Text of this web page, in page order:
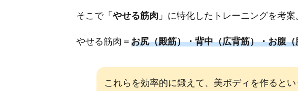
そこで「やせる筋肉 」に特化したトレーニングを考案
やせる筋肉＝お尻（殿筋）・背中（広背筋）・お腹
これらを効率的に鍛えて、美ボディを作ると